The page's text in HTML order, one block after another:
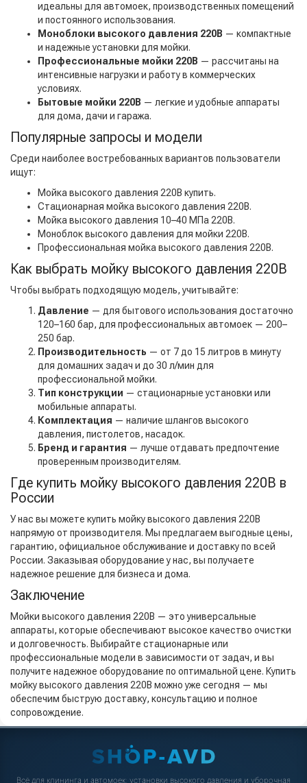
идеальны для автомоек, производственных помещений
и постоянного использования.
Моноблоки высокого давления 220В — компактные
и надежные установки для мойки.
Профессиональные мойки 220В — рассчитаны на
интенсивные нагрузки и работу в коммерческих
условиях.
Бытовые мойки 220В — легкие и удобные аппараты
для дома, дачи и гаража.
Популярные запросы и модели
Среди наиболее востребованных вариантов пользователи
ищут:
Мойка высокого давления 220В купить.
Стационарная мойка высокого давления 220В.
Мойка высокого давления 10–40 МПа 220В.
Моноблок высокого давления для мойки 220В.
Профессиональная мойка высокого давления 220В.
Как выбрать мойку высокого давления 220В
Чтобы выбрать подходящую модель, учитывайте:
Давление — для бытового использования достаточно
120–160 бар, для профессиональных автомоек — 200–
250 бар.
Производительность — от 7 до 15 литров в минуту
для домашних задач и до 30 л/мин для
профессиональной мойки.
Тип конструкции — стационарные установки или
мобильные аппараты.
Комплектация — наличие шлангов высокого
давления, пистолетов, насадок.
Бренд и гарантия — лучше отдавать предпочтение
проверенным производителям.
Где купить мойку высокого давления 220В в
России
У нас вы можете купить мойку высокого давления 220В
напрямую от производителя. Мы предлагаем выгодные цены,
гарантию, официальное обслуживание и доставку по всей
России. Заказывая оборудование у нас, вы получаете
надежное решение для бизнеса и дома.
Заключение
Мойки высокого давления 220В — это универсальные
аппараты, которые обеспечивают высокое качество очистки
и долговечность. Выбирайте стационарные или
профессиональные модели в зависимости от задач, и вы
получите надежное оборудование по оптимальной цене. Купить
мойку высокого давления 220В можно уже сегодня — мы
обеспечим быструю доставку, консультацию и полное
сопровождение.
Всё для клининга и автомоек: установки высокого давления и уборочная